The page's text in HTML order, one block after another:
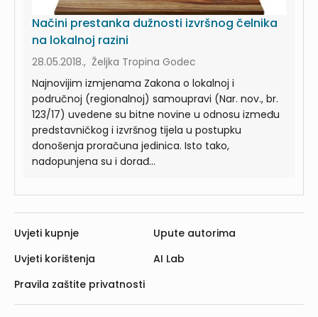
Načini prestanka dužnosti izvršnog čelnika
na lokalnoj razini
28.05.2018., Željka Tropina Godec
Najnovijim izmjenama Zakona o lokalnoj i
područnoj (regionalnoj) samoupravi (Nar. nov., br.
123/17) uvedene su bitne novine u odnosu između
predstavničkog i izvršnog tijela u postupku
donošenja proračuna jedinica. Isto tako,
nadopunjena su i dorađ...
Uvjeti kupnje
Uvjeti korištenja
Pravila zaštite privatnosti
Upute autorima
AI Lab